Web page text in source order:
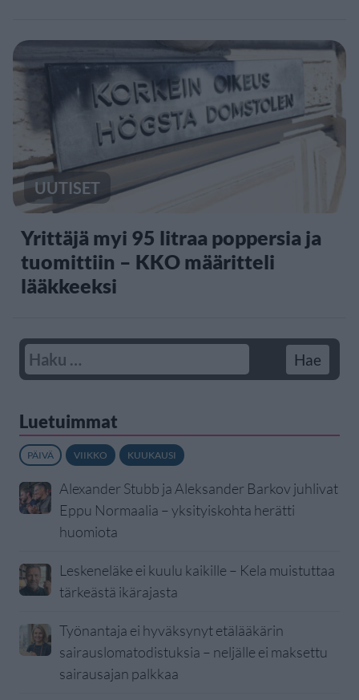
UUTISET
Yrittäjä myi 95 litraa poppersia ja
tuomittiin – KKO määritteli
lääkkeeksi
Luetuimmat
PÄIVÄ VIIKKO KUUKAUSI
Alexander Stubb ja Aleksander Barkov juhlivat
Eppu Normaalia – yksityiskohta herätti
huomiota
Leskeneläke ei kuulu kaikille – Kela muistuttaa
tärkeästä ikärajasta
Työnantaja ei hyväksynyt etälääkärin
sairauslomatodistuksia – neljälle ei maksettu
sairausajan palkkaa